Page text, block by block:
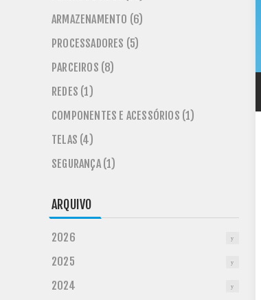
ARMAZENAMENTO (6)
PROCESSADORES (5)
PARCEIROS (8)
REDES (1)
COMPONENTES E ACESSÓRIOS (1)
TELAS (4)
SEGURANÇA (1)
ARQUIVO
2026
2025
2024